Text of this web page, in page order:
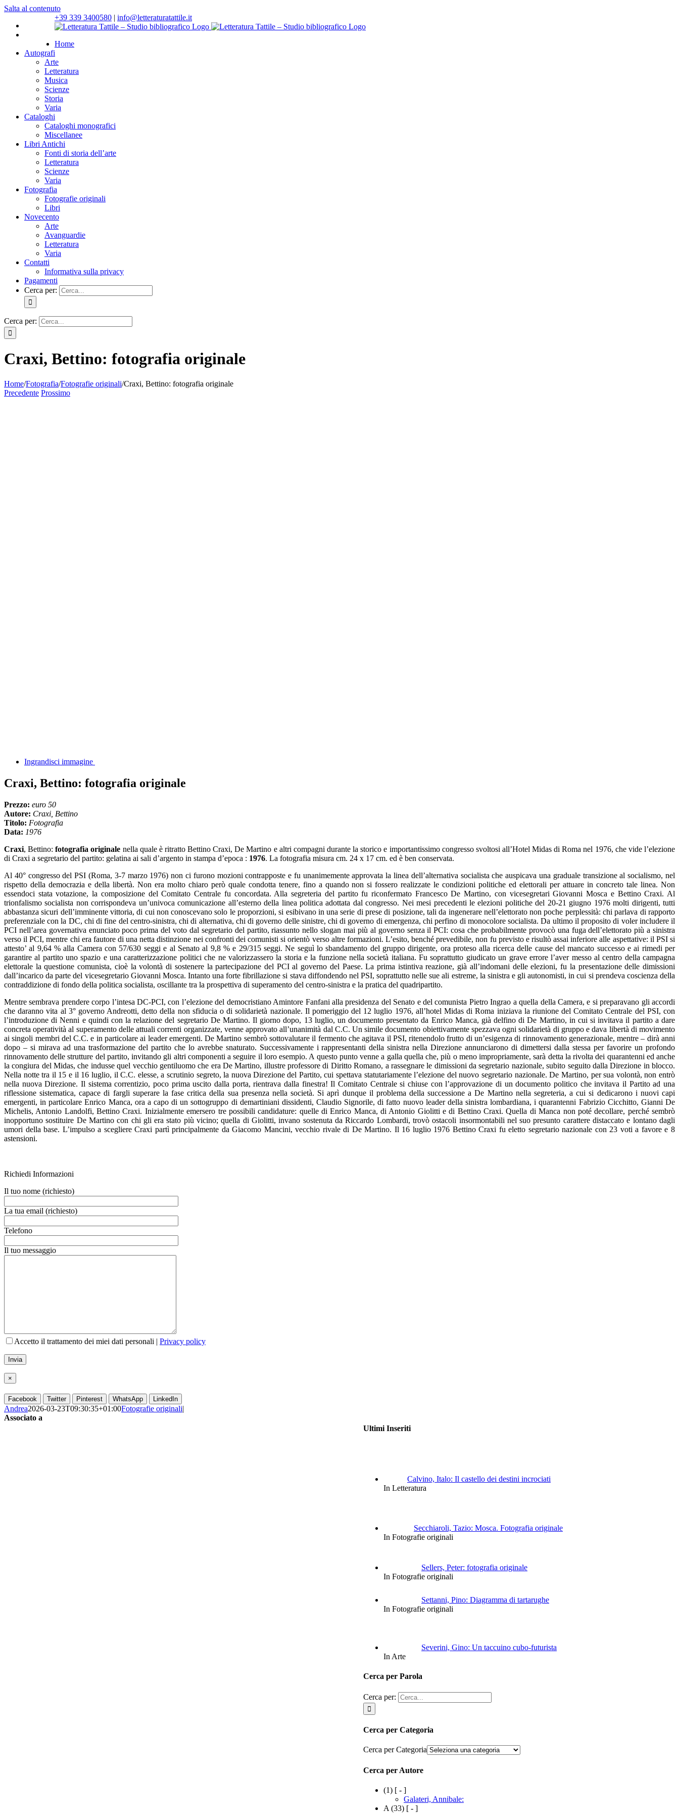
Salta al contenuto
+39 339 3400580 | info@letteraturatattile.it
Home
Autografi
Arte
Letteratura
Musica
Scienze
Storia
Varia
Cataloghi
Cataloghi monografici
Miscellanee
Libri Antichi
Fonti di storia dell’arte
Letteratura
Scienze
Varia
Fotografia
Fotografie originali
Libri
Novecento
Arte
Avanguardie
Letteratura
Varia
Contatti
Informativa sulla privacy
Pagamenti
Cerca per:
Cerca per:
Craxi, Bettino: fotografia originale
Home/Fotografia/Fotografie originali/Craxi, Bettino: fotografia originale
Precedente Prossimo
Ingrandisci immagine
Craxi, Bettino: fotografia originale
Prezzo: euro 50
Autore: Craxi, Bettino
Titolo: Fotografia
Data: 1976
Craxi, Bettino:fotografia originale nella quale è ritratto Bettino Craxi, De Martino e altri compagni durante la storico e importantissimo congresso svoltosi all’Hotel Midas di Roma nel 1976, che vide l’elezione
di Craxi a segretario del partito: gelatina ai sali d’argento in stampa d’epoca : 1976. La fotografia misura cm. 24 x 17 cm. ed è ben conservata.
Al 40° congresso del PSI (Roma, 3-7 marzo 1976) non ci furono mozioni contrapposte e fu unanimemente approvata la linea dell’alternativa socialista che auspicava una graduale transizione al socialismo, nel
rispetto della democrazia e della libertà. Non era molto chiaro però quale condotta tenere, fino a quando non si fossero realizzate le condizioni politiche ed elettorali per attuare in concreto tale linea. Non
essendoci stata votazione, la composizione del Comitato Centrale fu concordata. Alla segreteria del partito fu riconfermato Francesco De Martino, con vicesegretari Giovanni Mosca e Bettino Craxi. Al
trionfalismo socialista non corrispondeva un’univoca comunicazione all’esterno della linea politica adottata dal congresso. Nei mesi precedenti le elezioni politiche del 20-21 giugno 1976 molti dirigenti, tutti
abbastanza sicuri dell’imminente vittoria, di cui non conoscevano solo le proporzioni, si esibivano in una serie di prese di posizione, tali da ingenerare nell’elettorato non poche perplessità: chi parlava di rapporto
preferenziale con la DC, chi di fine del centro-sinistra, chi di alternativa, chi di governo delle sinistre, chi di governo di emergenza, chi perfino di monocolore socialista. Da ultimo il proposito di voler includere il
PCI nell’area governativa enunciato poco prima del voto dal segretario del partito, riassunto nello slogan mai più al governo senza il PCI: cosa che probabilmente provocò una fuga dell’elettorato più a sinistra
verso il PCI, mentre chi era fautore di una netta distinzione nei confronti dei comunisti si orientò verso altre formazioni. L’esito, benché prevedibile, non fu previsto e risultò assai inferiore alle aspettative: il PSI si
attesto’ al 9,64 % alla Camera con 57/630 seggi e al Senato al 9,8 % e 29/315 seggi. Ne seguì lo sbandamento del gruppo dirigente, ora proteso alla ricerca delle cause del mancato successo e ai rimedi per
garantire al partito uno spazio e una caratterizzazione politici che ne valorizzassero la storia e la funzione nella società italiana. Fu soprattutto giudicato un grave errore l’aver messo al centro della campagna
elettorale la questione comunista, cioè la volontà di sostenere la partecipazione del PCI al governo del Paese. La prima istintiva reazione, già all’indomani delle elezioni, fu la presentazione delle dimissioni
dall’incarico da parte del vicesegretario Giovanni Mosca. Intanto una forte fibrillazione si stava diffondendo nel PSI, soprattutto nelle sue ali estreme, la sinistra e gli autonomisti, in cui si prendeva coscienza della
contraddizione di fondo della politica socialista, oscillante tra la prospettiva di superamento del centro-sinistra e la pratica del quadripartito.
Mentre sembrava prendere corpo l’intesa DC-PCI, con l’elezione del democristiano Amintore Fanfani alla presidenza del Senato e del comunista Pietro Ingrao a quella della Camera, e si preparavano gli accordi
che daranno vita al 3° governo Andreotti, detto della non sfiducia o di solidarietà nazionale. Il pomeriggio del 12 luglio 1976, all’hotel Midas di Roma iniziava la riunione del Comitato Centrale del PSI, con
l’introduzione di Nenni e quindi con la relazione del segretario De Martino. Il giorno dopo, 13 luglio, un documento presentato da Enrico Manca, già delfino di De Martino, in cui si invitava il partito a dare
concreta operatività al superamento delle attuali correnti organizzate, venne approvato all’unanimità dal C.C. Un simile documento obiettivamente spezzava ogni solidarietà di gruppo e dava libertà di movimento
ai singoli membri del C.C. e in particolare ai leader emergenti. De Martino sembrò sottovalutare il fermento che agitava il PSI, ritenendolo frutto di un’esigenza di rinnovamento generazionale, mentre – dirà anni
dopo – si mirava ad una trasformazione del partito che lo avrebbe snaturato. Successivamente i rappresentanti della sinistra nella Direzione annunciarono di dimettersi dalla stessa per favorire un profondo
rinnovamento delle strutture del partito, invitando gli altri componenti a seguire il loro esempio. A questo punto venne a galla quella che, più o meno impropriamente, sarà detta la rivolta dei quarantenni ed anche
la congiura del Midas, che indusse quel vecchio gentiluomo che era De Martino, illustre professore di Diritto Romano, a rassegnare le dimissioni da segretario nazionale, subito seguito dalla Direzione in blocco.
Nella notte tra il 15 e il 16 luglio, il C.C. elesse, a scrutinio segreto, la nuova Direzione del Partito, cui spettava statutariamente l’elezione del nuovo segretario nazionale. De Martino, per sua volontà, non entrò
nella nuova Direzione. Il sistema correntizio, poco prima uscito dalla porta, rientrava dalla finestra! Il Comitato Centrale si chiuse con l’approvazione di un documento politico che invitava il Partito ad una
riflessione sistematica, capace di fargli superare la fase critica della sua presenza nella società. Si aprì dunque il problema della successione a De Martino nella segreteria, a cui si dedicarono i nuovi capi
emergenti, in particolare Enrico Manca, ora a capo di un sottogruppo di demartiniani dissidenti, Claudio Signorile, di fatto nuovo leader della sinistra lombardiana, i quarantenni Fabrizio Cicchitto, Gianni De
Michelis, Antonio Landolfi, Bettino Craxi. Inizialmente emersero tre possibili candidature: quelle di Enrico Manca, di Antonio Giolitti e di Bettino Craxi. Quella di Manca non poté decollare, perché sembrò
inopportuno sostituire De Martino con chi gli era stato più vicino; quella di Giolitti, invano sostenuta da Riccardo Lombardi, trovò ostacoli insormontabili nel suo presunto carattere distaccato e lontano dagli
umori della base. L’impulso a scegliere Craxi partì principalmente da Giacomo Mancini, vecchio rivale di De Martino. Il 16 luglio 1976 Bettino Craxi fu eletto segretario nazionale con 23 voti a favore e 8
astensioni.
Richiedi Informazioni
Il tuo nome (richiesto)
La tua email (richiesto)
Telefono
Il tuo messaggio
Accetto il trattamento dei miei dati personali | Privacy policy
×
Facebook Twitter Pinterest WhatsApp LinkedIn
Andrea2026-03-23T09:30:35+01:00Fotografie originali|
Ultimi Inseriti
Calvino, Italo: Il castello dei destini incrociati
In Letteratura
Secchiaroli, Tazio: Mosca. Fotografia originale
In Fotografie originali
Sellers, Peter: fotografia originale
In Fotografie originali
Settanni, Pino: Diagramma di tartarughe
In Fotografie originali
Severini, Gino: Un taccuino cubo-futurista
In Arte
Cerca per Parola
Cerca per:
Cerca per Categoria
Cerca per Categoria
Cerca per Autore
(1) [ - ]
Galateri, Annibale:
A (33) [ - ]
Associato a